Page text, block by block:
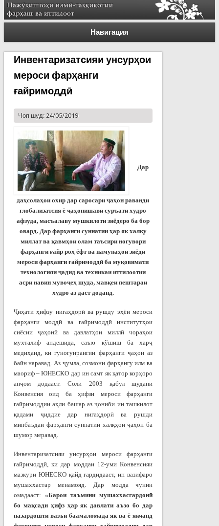
Навигация
Инвентаризатсияи унсурҳои
мероси фарҳанги
ғайримоддӣ
Чоп шуд: 24/05/2019
Дар
даҳсолаҳои охир дар саросари ҷаҳон раванди
глобализатсия ё ҷаҳонишавӣ суръати худро
афзуда, масъалаву мушкилоти зиёдеро ба бор
овард. Дар фарҳанги суннатии ҳар як халқу
миллат ва қавмҳои олам таъсири ногувори
фарҳанги ғайр роҳ ёфт ва намунаҳои зиёди
мероси фарҳанги ғайримоддӣ ба муқовимати
технологияи ҷадид ва техникаи иттилоотии
асри навин мувоҷеҳ шуда, мавқеи пештараи
худро аз даст доданд.
Ҷиҳати ҳифзу нигаҳдорӣ ва рушду эҳёи мероси
фарҳанги моддӣ ва ғайримоддӣ институтҳои
сиёсии ҷаҳонӣ ва давлатҳои миллӣ чораҳои
мухталиф андешида, саъю кўшиш ба харҷ
медиҳанд, ки гуногунрангии фарҳанги ҷаҳон аз
байн наравад. Аз ҷумла, созмони фарҳангу илм ва
маориф – ЮНЕСКО дар ин самт як қатор корҳоро
анҷом додааст. Соли 2003 қабул шудани
Конвенсия оид ба ҳифзи мероси фарҳанги
ғайримоддии аҳли башар аз ҷониби ин ташкилот
қадами ҷиддие дар нигаҳдорӣ ва рушди
минбаъдаи фарҳанги суннатии халқҳои ҷаҳон ба
шумор меравад.
Инвентаризатсияи унсурҳои мероси фарҳанги
ғайримоддӣ, ки дар моддаи 12-уми Конвенсияи
мазкури ЮНЕСКО қайд гардидааст, ин вазифаро
мушаххастар менамояд. Дар модда чунин
омадааст: «Барои таъмини мушаххасгардонӣ
бо мақсади ҳифз ҳар як давлати аъзо бо дар
назардошти вазъи баамаломада як ва ё якчанд